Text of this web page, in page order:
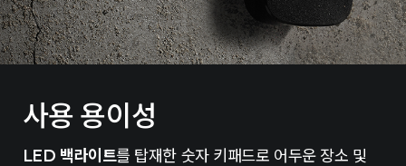
사용 용이성
LED 백라이트를 탑재한 숫자 키패드로 어두운 장소 및